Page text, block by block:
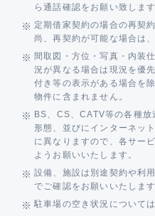
ら通話確認をお願い致します
定期借家契約の場合の再契
尚、再契約が可能な場合は
間取図・方位・写真・内装
況が異なる場合は現況を優
付き等の表示がある場合を
物件に含まれません。
BS、CS、CATV等の各種
形態、並びにインターネッ
に異なりますので、各サー
ようお願いいたします。
設備、施設は別途契約や利
でご確認をお願いいたします
駐車場の空き状況について